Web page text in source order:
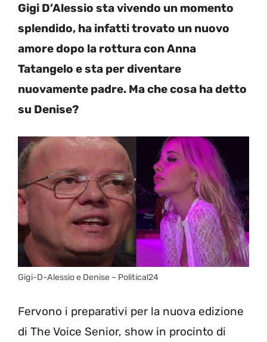
Gigi D’Alessio sta vivendo un momento
splendido, ha infatti trovato un nuovo
amore dopo la rottura con Anna
Tatangelo e sta per diventare
nuovamente padre. Ma che cosa ha detto
su Denise?
Gigi-D-Alessio e Denise – Political24
Fervono i preparativi per la nuova edizione
di The Voice Senior, show in procinto di